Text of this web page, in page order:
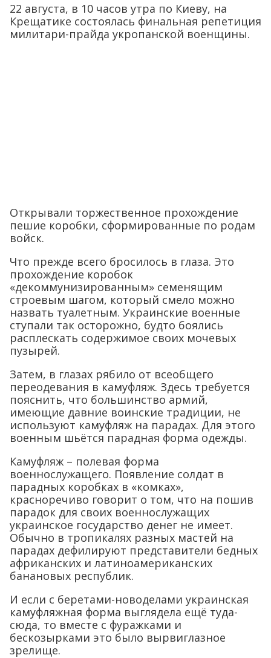
22 августа, в 10 часов утра по Киеву, на
Крещатике состоялась финальная репетиция
милитари-прайда укропанской военщины.
Открывали торжественное прохождение
пешие коробки, сформированные по родам
войск.
Что прежде всего бросилось в глаза. Это
прохождение коробок
«декоммунизированным» семенящим
строевым шагом, который смело можно
назвать туалетным. Украинские военные
ступали так осторожно, будто боялись
расплескать содержимое своих мочевых
пузырей.
Затем, в глазах рябило от всеобщего
переодевания в камуфляж. Здесь требуется
пояснить, что большинство армий,
имеющие давние воинские традиции, не
используют камуфляж на парадах. Для этого
военным шьётся парадная форма одежды.
Камуфляж – полевая форма
военнослужащего. Появление солдат в
парадных коробках в «комках»,
красноречиво говорит о том, что на пошив
парадок для своих военнослужащих
украинское государство денег не имеет.
Обычно в тропикалях разных мастей на
парадах дефилируют представители бедных
африканских и латиноамериканских
банановых республик.
И если с беретами-новоделами украинская
камуфляжная форма выглядела ещё туда-
сюда, то вместе с фуражками и
бескозырками это было вырвиглазное
зрелище.